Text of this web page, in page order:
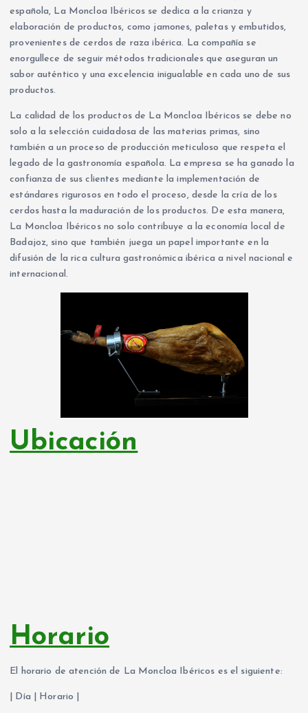
española, La Moncloa Ibéricos se dedica a la crianza y
elaboración de productos, como jamones, paletas y embutidos,
provenientes de cerdos de raza ibérica. La compañía se
enorgullece de seguir métodos tradicionales que aseguran un
sabor auténtico y una excelencia inigualable en cada uno de sus
productos.
La calidad de los productos de La Moncloa Ibéricos se debe no
solo a la selección cuidadosa de las materias primas, sino
también a un proceso de producción meticuloso que respeta el
legado de la gastronomía española. La empresa se ha ganado la
confianza de sus clientes mediante la implementación de
estándares rigurosos en todo el proceso, desde la cría de los
cerdos hasta la maduración de los productos. De esta manera,
La Moncloa Ibéricos no solo contribuye a la economía local de
Badajoz, sino que también juega un papel importante en la
difusión de la rica cultura gastronómica ibérica a nivel nacional e
internacional.
Ubicación
Horario
El horario de atención de La Moncloa Ibéricos es el siguiente:
| Día | Horario |